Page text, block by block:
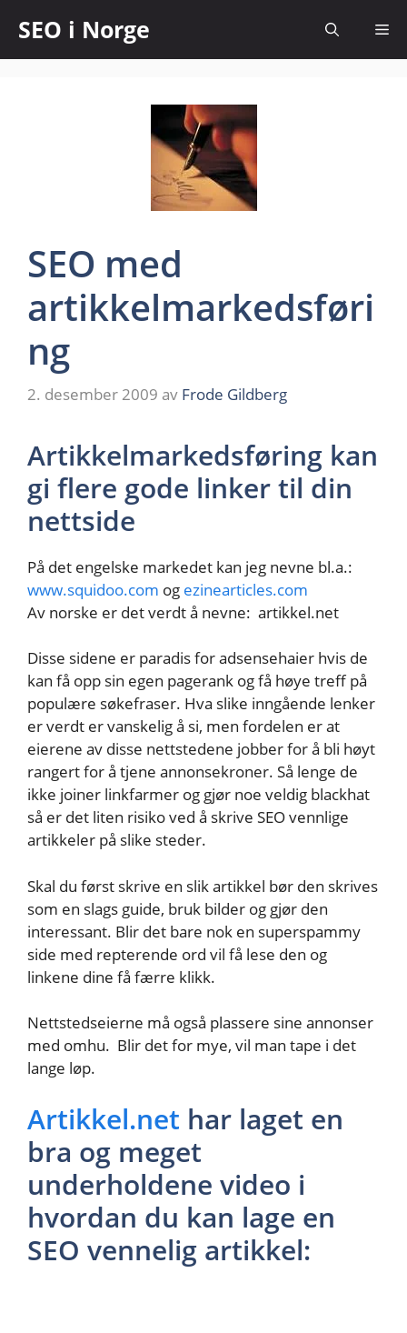
SEO i Norge
SEO med
artikkelmarkedsføri
ng
2. desember 2009 av Frode Gildberg
Artikkelmarkedsføring kan
gi flere gode linker til din
nettside
På det engelske markedet kan jeg nevne bl.a.:
www.squidoo.com og ezinearticles.com
Av norske er det verdt å nevne: artikkel.net
Disse sidene er paradis for adsensehaier hvis de
kan få opp sin egen pagerank og få høye treff på
populære søkefraser. Hva slike inngående lenker
er verdt er vanskelig å si, men fordelen er at
eierene av disse nettstedene jobber for å bli høyt
rangert for å tjene annonsekroner. Så lenge de
ikke joiner linkfarmer og gjør noe veldig blackhat
så er det liten risiko ved å skrive SEO vennlige
artikkeler på slike steder.
Skal du først skrive en slik artikkel bør den skrives
som en slags guide, bruk bilder og gjør den
interessant. Blir det bare nok en superspammy
side med repterende ord vil få lese den og
linkene dine få færre klikk.
Nettstedseierne må også plassere sine annonser
med omhu. Blir det for mye, vil man tape i det
lange løp.
Artikkel.net har laget en
bra og meget
underholdene video i
hvordan du kan lage en
SEO vennelig artikkel: